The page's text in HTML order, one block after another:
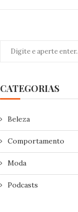
CATEGORIAS
Beleza
Comportamento
Moda
Podcasts